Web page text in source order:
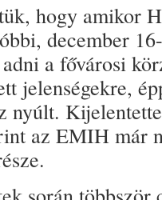
hogy amikor
december
a fővárosi
jelenségekre,
nyúlt.
az EMIH már